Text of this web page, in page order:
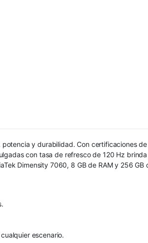
y durabilidad. Con certificaciones
con tasa de refresco de 120 Hz
Dimensity 7060, 8 GB de RAM y 256 GB
escenario.